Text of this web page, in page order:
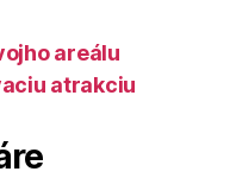
areálu
atrakciu